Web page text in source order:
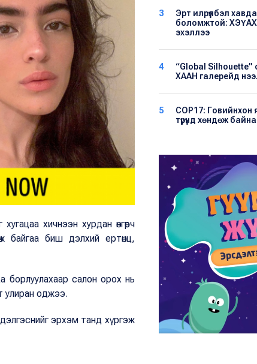
хичнээн хурдан өнгөрч
байгаа биш дэлхий ертөнц,
борлуулахаар салон орох нь
улиран оджээ.
дэлгэснийг эрхэм танд хүргэж
3
Эрт илрүүлбэл
боломжтой:
эхэллээ
4
“Global Silhouette”
ХААН галерейд
5
COP17:
түрүүнд хөндөж